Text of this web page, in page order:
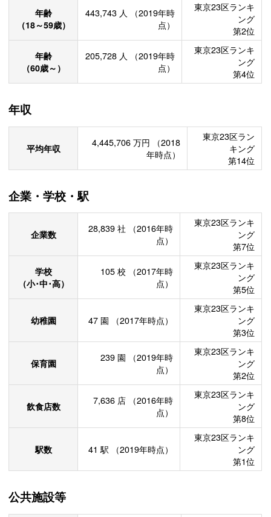
年齢
（18～59歳）
443,743 人
（2019年時
点）
東京23区ランキ
ング
第2位
年齢
（60歳～）
205,728 人
（2019年時
点）
東京23区ランキ
ング
第4位
年収
平均年収 4,445,706 万円
（2018
年時点）
東京23区ラン
キング
第14位
企業・学校・駅
企業数 28,839 社
（2016年時
点）
東京23区ランキ
ング
第7位
学校
（小･中･高）
105 校
（2017年時
点）
東京23区ランキ
ング
第5位
幼稚園 47 園 （2017年時点）
東京23区ランキ
ング
第3位
保育園 239 園
（2019年時
点）
東京23区ランキ
ング
第2位
飲食店数 7,636 店
（2016年時
点）
東京23区ランキ
ング
第8位
駅数 41駅 （2019年時点）
東京23区ランキ
ング
第1位
公共施設等